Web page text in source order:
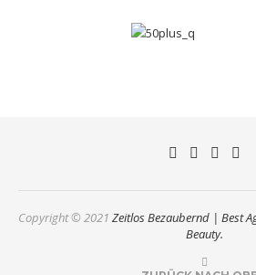
Copyright © 2021 Zeitlos Bezaubernd | Best
Beauty.